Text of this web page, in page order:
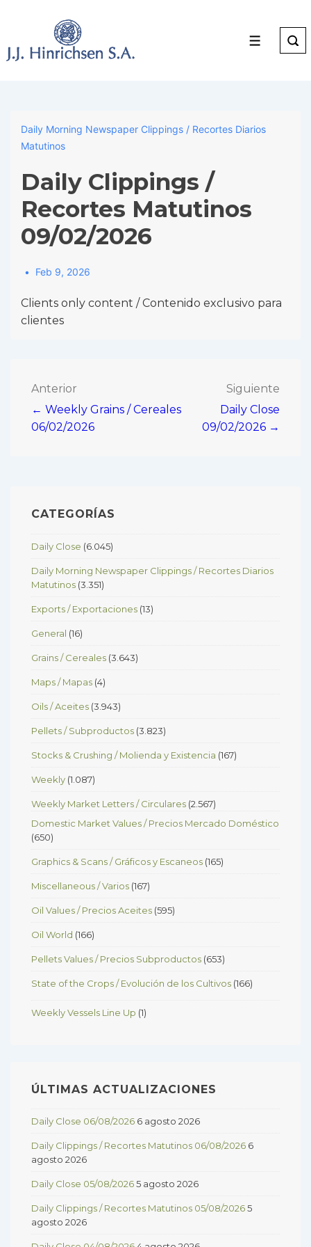
Main
Menu
Daily Morning Newspaper Clippings / Recortes Diarios
Matutinos
Daily Clippings /
Recortes Matutinos
09/02/2026
Feb 9, 2026
Clients only content / Contenido exclusivo para
clientes
Navegación
de
Anterior
← Weekly Grains / Cereales
06/02/2026
Siguiente
Daily Close
09/02/2026 →
CATEGORÍAS
Daily Close (6.045)
Daily Morning Newspaper Clippings / Recortes Diarios
Matutinos (3.351)
Exports / Exportaciones (13)
General (16)
Grains / Cereales (3.643)
Maps / Mapas (4)
Oils / Aceites (3.943)
Pellets / Subproductos (3.823)
Stocks & Crushing / Molienda y Existencia (167)
Weekly (1.087)
Weekly Market Letters / Circulares (2.567)
Domestic Market Values / Precios Mercado Doméstico
(650)
Graphics & Scans / Gráficos y Escaneos (165)
Miscellaneous / Varios (167)
Oil Values / Precios Aceites (595)
Oil World (166)
Pellets Values / Precios Subproductos (653)
State of the Crops / Evolución de los Cultivos (166)
Weekly Vessels Line Up (1)
ÚLTIMAS ACTUALIZACIONES
Daily Close 06/08/2026 6 agosto 2026
Daily Clippings / Recortes Matutinos 06/08/2026 6
agosto 2026
Daily Close 05/08/20265 agosto 2026
Daily Clippings / Recortes Matutinos 05/08/20265
agosto 2026